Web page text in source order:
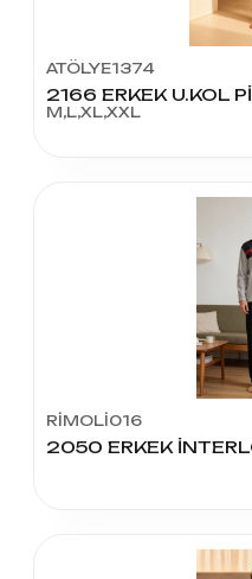
ATÖLYE1374
2166 ERKEK U.KOL
M,L,XL,XXL
RİMOLİ016
2050 ERKEK